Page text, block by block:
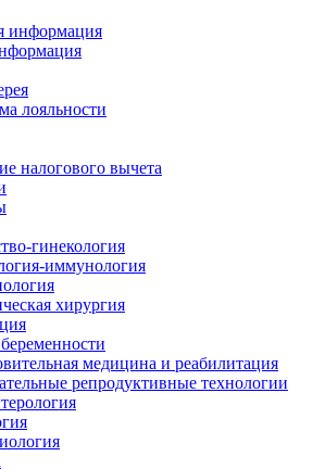
информация
лояльности
налогового вычета
гинекология
иммунология
хирургия
медицина и реабилитация
репродуктивные технологии